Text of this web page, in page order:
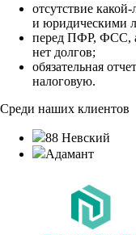
отсутствие
и юридическими
перед ПФР, ФСС,
нет долгов;
обязательная
налоговую.
Среди наших клиентов
88 Невский
Адамант